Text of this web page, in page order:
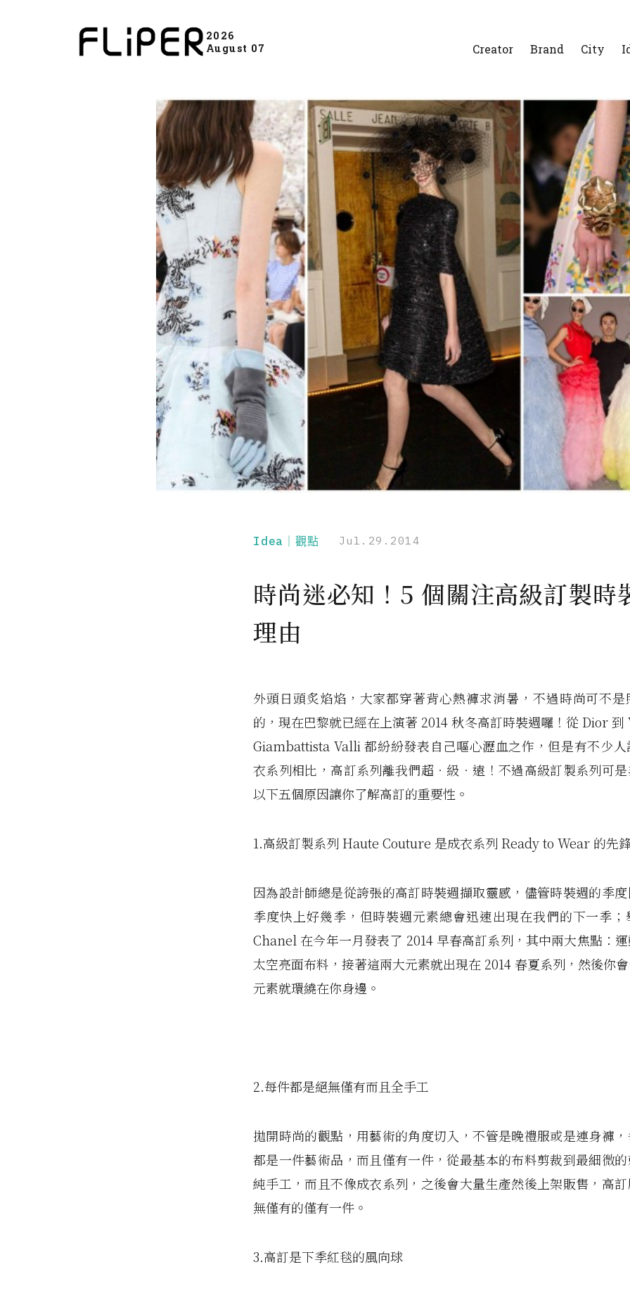
2026
August 07
Creator Brand City
Idea｜觀點 Jul.29.2014
時尚迷必知！5 個關注高級訂製時
理由
外頭日頭炙焰焰，大家都穿著背心熱褲求消暑，不過時尚可不
的，現在巴黎就已經在上演著 2014 秋冬高訂時裝週囉！從 Dior 到
Giambattista Valli 都紛紛發表自己嘔心瀝血之作，但是有不少
衣系列相比，高訂系列離我們超‧級‧遠！不過高級訂製系列可
以下五個原因讓你了解高訂的重要性。
1.高級訂製系列 Haute Couture 是成衣系列 Ready to Wear 的先
因為設計師總是從誇張的高訂時裝週擷取靈感，儘管時裝週的季
季度快上好幾季，但時裝週元素總會迅速出現在我們的下一季
Chanel 在今年一月發表了 2014 早春高訂系列，其中兩大焦點：
太空亮面布料，接著這兩大元素就出現在 2014 春夏系列，然後你
元素就環繞在你身邊。
2.每件都是絕無僅有而且全手工
拋開時尚的觀點，用藝術的角度切入，不管是晚禮服或是連身褲
都是一件藝術品，而且僅有一件，從最基本的布料剪裁到最細微
純手工，而且不像成衣系列，之後會大量生產然後上架販售，高
無僅有的僅有一件。
3.高訂是下季紅毯的風向球